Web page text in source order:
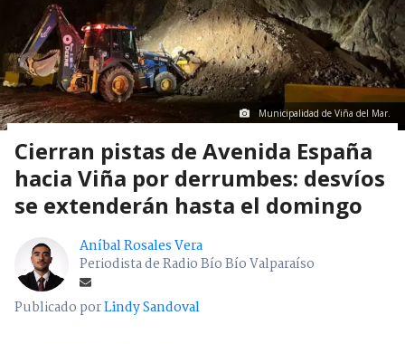
Municipalidad de Viña del Mar.
Cierran pistas de Avenida España
hacia Viña por derrumbes: desvíos
se extenderán hasta el domingo
Aníbal Rosales Vera
Periodista de Radio Bío Bío Valparaíso
Publicado porLindy Sandoval